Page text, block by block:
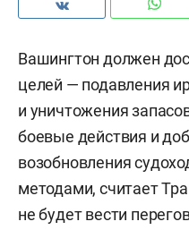
Вашингтон должен
целей — подавления
и уничтожения
боевые действия и
возобновления
методами, считает
не будет вести